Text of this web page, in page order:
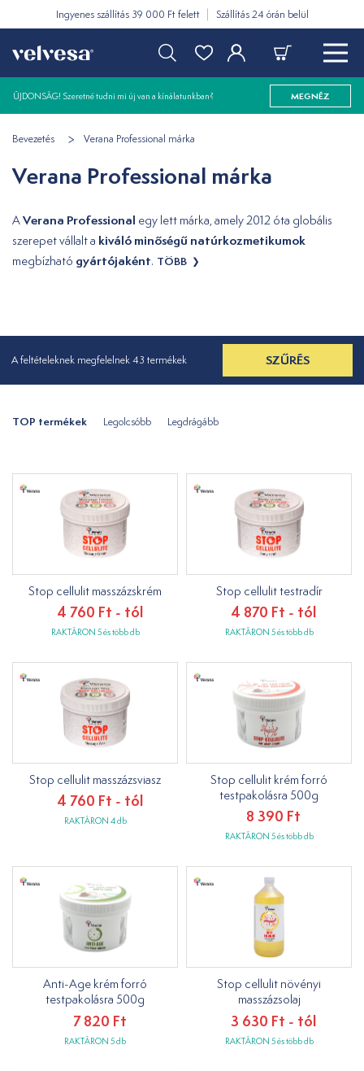
Ingyenes szállítás 39 000 Ft felett Szállítás 24 órán belül
ÚJDONSÁG! Szeretné tudni mi új van a kínálatunkban? MEGNÉZ
Bevezetés Verana Professional márka
Verana Professional márka
AVerana Professional egy lett márka, amely 2012 óta globális
szerepet vállalt a kiváló minőségű natúrkozmetikumok
megbízható gyártójaként. TÖBB
A feltételeknek megfelelnek 43 termékek SZŰRÉS
TOP termékek Legolcsóbb Legdrágább
Stop cellulit masszázskrém
4 760 Ft - tól
RAKTÁRON 5 és több db
Stop cellulit testradír
4 870 Ft - tól
RAKTÁRON 5 és több db
Stop cellulit masszázsviasz
4 760 Ft - tól
RAKTÁRON 4 db
Stop cellulit krém forró
testpakolásra 500g
8 390 Ft
RAKTÁRON 5 és több db
Anti-Age krém forró
testpakolásra 500g
7 820 Ft
RAKTÁRON 5 db
Stop cellulit növényi
masszázsolaj
3 630 Ft - tól
RAKTÁRON 5 és több db